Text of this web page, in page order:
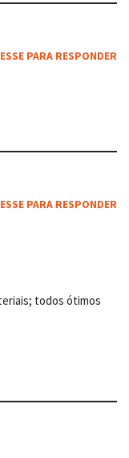
PARA RESPONDER
PARA RESPONDER
todos ótimos